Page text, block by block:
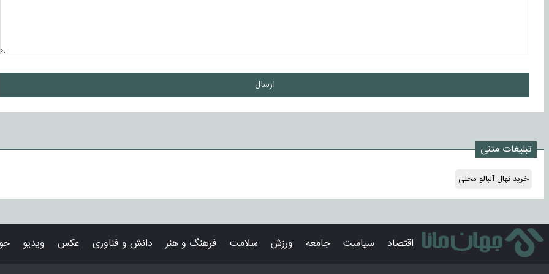
ارسال
تبلیغات متنی
خرید نهال آلبالو محلی
اقتصاد سیاست جامعه ورزش سلامت فرهنگ و هنر دانش و فناوری عکس ویدیو